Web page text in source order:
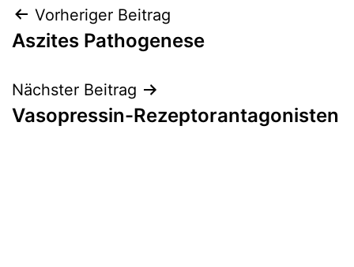
Beitragsnavigation
Vorheriger Beitrag
Aszites Pathogenese
Nächster Beitrag
Vasopressin-Rezeptorantagonisten